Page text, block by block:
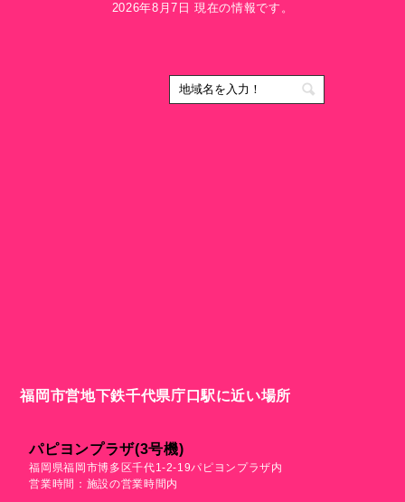
2026年8月7日 現在の情報です。
福岡市営地下鉄千代県庁口駅に近い場所
パピヨンプラザ(3号機)
福岡県福岡市博多区千代1-2-19パピヨンプラザ内
営業時間：施設の営業時間内